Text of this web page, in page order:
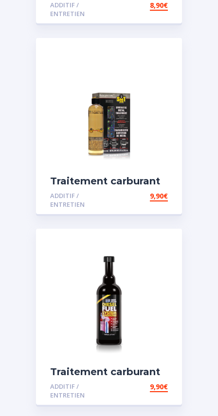
ADDITIF /
ENTRETIEN
8,90€
Traitement carburant
spécial essence
ADDITIF /
ENTRETIEN
9,90€
Traitement carburant
spécial diesel
ADDITIF /
ENTRETIEN
9,90€